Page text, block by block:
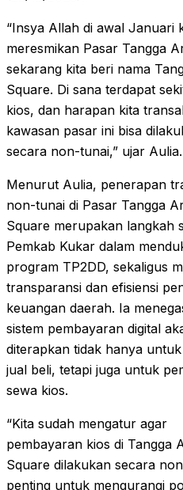
“Insya Allah di awal Januari
meresmikan Pasar Tangga
sekarang kita beri nama
Square. Di sana terdapat
kios, dan harapan kita
kawasan pasar ini bisa
secara non-tunai,” ujar Aulia.
Menurut Aulia, penerapan
non-tunai di Pasar Tangga
Square merupakan langkah
Pemkab Kukar dalam
program TP2DD, sekaligus
transparansi dan efisiensi
keuangan daerah. Ia
sistem pembayaran digital
diterapkan tidak hanya
jual beli, tetapi juga untuk
sewa kios.
“Kita sudah mengatur agar
pembayaran kios di Tangga
Square dilakukan secara
penting untuk mengurangi